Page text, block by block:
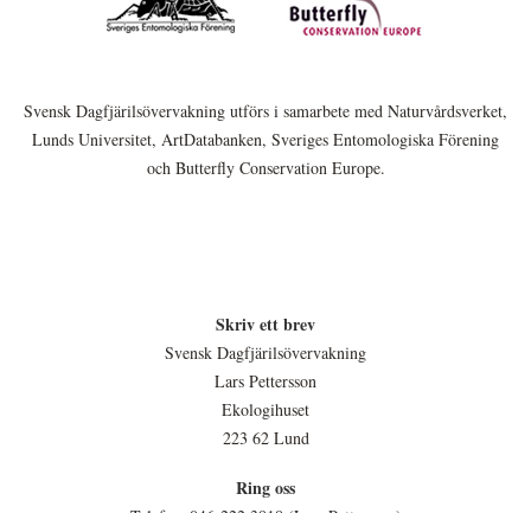
Svensk Dagfjärilsövervakning utförs i samarbete med Naturvårdsverket,
Lunds Universitet, ArtDatabanken, Sveriges Entomologiska Förening
och Butterfly Conservation Europe.
Skriv ett brev
Svensk Dagfjärilsövervakning
Lars Pettersson
Ekologihuset
223 62 Lund
Ring oss